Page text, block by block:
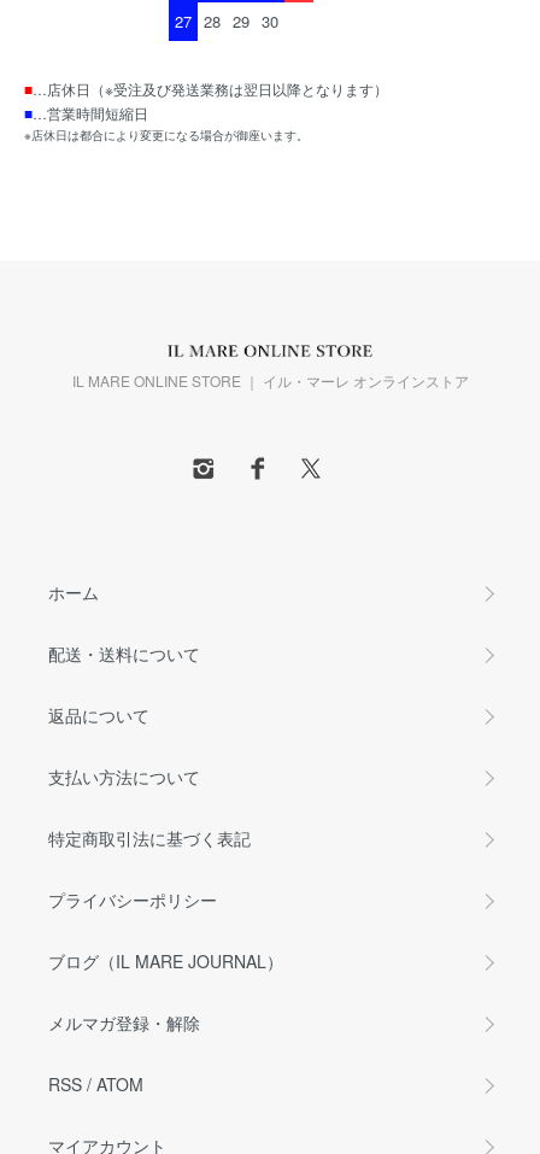
27 28 29 30
■…店休日（※受注及び発送業務は翌日以降となります）
■…営業時間短縮日
※店休日は都合により変更になる場合が御座います。
IL MARE ONLINE STORE ｜ イル・マーレ オンラインストア
ホーム
配送・送料について
返品について
支払い方法について
特定商取引法に基づく表記
プライバシーポリシー
ブログ（IL MARE JOURNAL）
メルマガ登録・解除
RSS / ATOM
マイアカウント